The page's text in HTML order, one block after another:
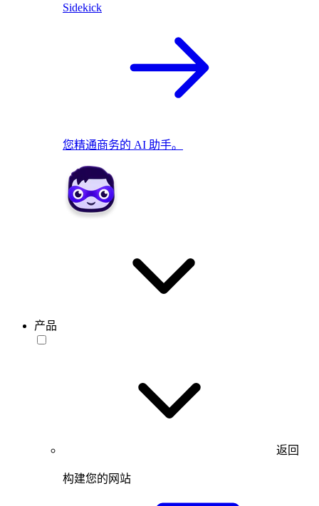
Sidekick
您精通商务的 AI 助手。
产品
返回
构建您的网站